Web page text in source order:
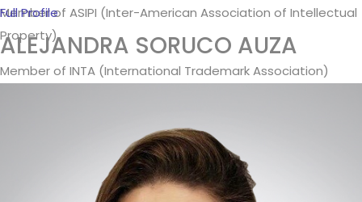
Member of ASIPI (Inter-American Association of Intellectual
Property)
Member of INTA (International Trademark Association)
Full Profile
ALEJANDRA SORUCO AUZA